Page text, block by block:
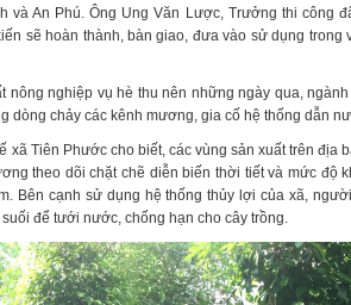
An Phú. Ông Ung Văn Lược, Trưởng thi công
sẽ hoàn thành, bàn giao, đưa vào sử dụng trong
nông nghiệp vụ hè thu nên những ngày qua,
dòng chảy các kênh mương, gia cố hệ thống dẫn
xã Tiên Phước cho biết, các vùng sản xuất trên địa
theo dõi chặt chẽ diễn biến thời tiết và mức độ
Bên cạnh sử dụng hệ thống thủy lợi của xã,
để tưới nước, chống hạn cho cây trồng.